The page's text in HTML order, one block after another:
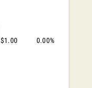
$1.00 0.00%